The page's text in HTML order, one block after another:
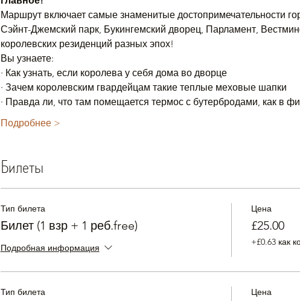
Маршрут включает самые знаменитые достопримечательности
Сэйнт-Джемский парк, Букингемский дворец, Парламент,
королевских резиденций разных эпох!
Вы узнаете:
· Как узнать, если королева у себя дома во дворце
· Зачем королевским гвардейцам такие теплые меховые шапки
· Правда ли, что там помещается термос с бутербродами, как в
Подробнее >
Билеты
Тип билета
Билет (1 взр + 1 реб.free)
Подробная информация
Цена
£25.00
+£0.63 как
Тип билета Цена